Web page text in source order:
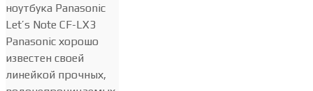
ноутбука Panasonic
Let’s Note CF-LX3
Panasonic хорошо
известен своей
линейкой прочных,